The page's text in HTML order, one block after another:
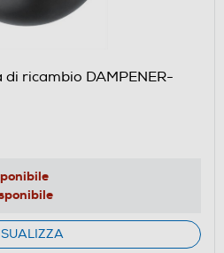
di ricambio DAMPENER-